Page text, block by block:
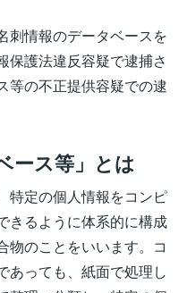
刺情報のデータベースを
保護法違反容疑で逮捕さ
等の不正提供容疑での逮
ース等」とは
特定の個人情報をコンピ
きるように体系的に構成
物のことをいいます。コ
あっても、紙面で処理し